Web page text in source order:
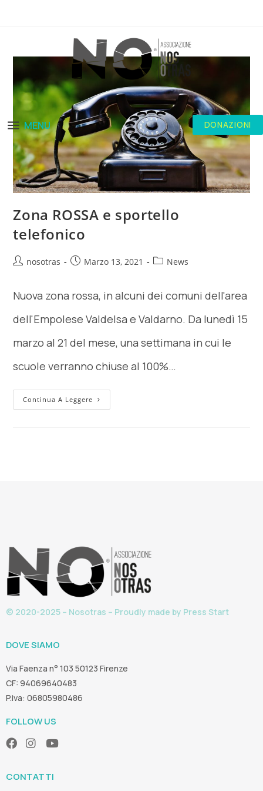
MENU DONAZIONI
Zona ROSSA e sportello
telefonico
nosotras Marzo 13, 2021 News
Nuova zona rossa, in alcuni dei comuni dell'area
dell'Empolese Valdelsa e Valdarno. Da lunedì 15
marzo al 21 del mese, una settimana in cui le
scuole verranno chiuse al 100%…
Continua A Leggere
© 2020-2025 – Nosotras – Proudly made by Press Start
DOVE SIAMO
Via Faenza n° 103 50123 Firenze
CF: 94069640483
P.iva: 06805980486
FOLLOW US
CONTATTI